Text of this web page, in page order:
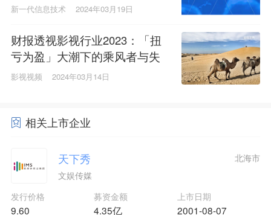
新一代信息技术 2024年03月19日
财报透视影视行业2023：「扭
亏为盈」大潮下的乘风者与失
意者
影视视频 2024年03月14日
相关上市企业
天下秀
文娱传媒
北海市
发行价格
9.60
募资金额
4.35亿
上市日期
2001-08-07